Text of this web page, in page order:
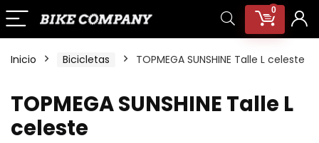
0
Inicio Bicicletas TOPMEGA SUNSHINE Talle L celeste
TOPMEGA SUNSHINE Talle L
celeste